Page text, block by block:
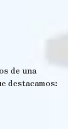
de una
destacamos: